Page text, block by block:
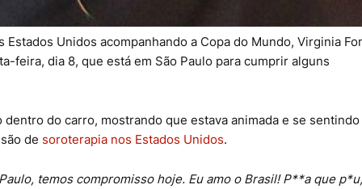
Unidos acompanhando a Copa do Mundo, Virginia
feira, dia 8, que está em São Paulo para cumprir alguns
do carro, mostrando que estava animada e se sentindo
de soroterapia nos Estados Unidos.
temos compromisso hoje. Eu amo o Brasil! P**a que p*u,